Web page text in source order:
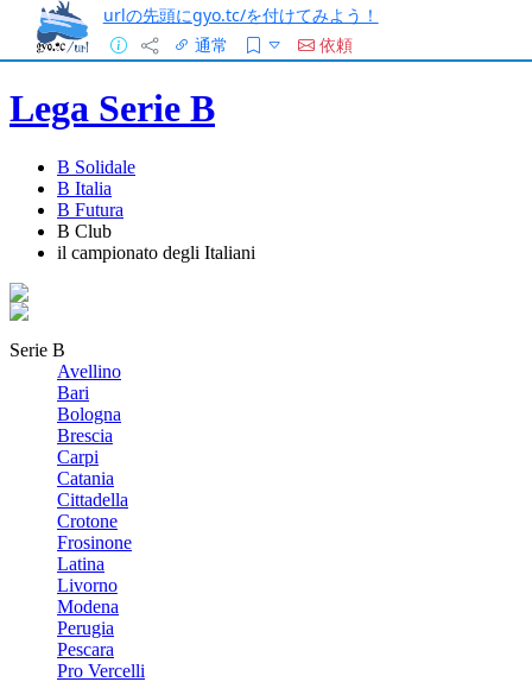
urlの先頭にgyo.tc/を付けてみよう！
通常
依頼